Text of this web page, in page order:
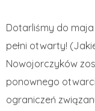
Dotarliśmy do
pełni otwarty!
Nowojorczyków
ponownego
ograniczeń